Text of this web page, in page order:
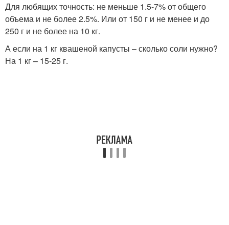
Для любящих точность: не меньше 1.5-7% от общего
объема и не более 2.5%. Или от 150 г и не менее и до
250 г и не более на 10 кг.
А если на 1 кг квашеной капусты – сколько соли нужно?
На 1 кг – 15-25 г.